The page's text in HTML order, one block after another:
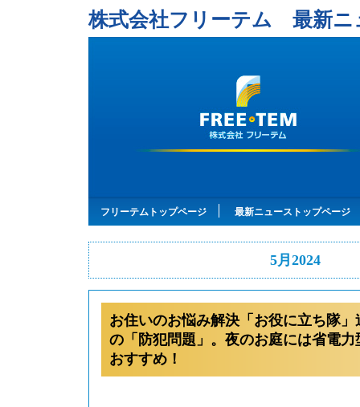
株式会社フリーテム 最新ニ
フリーテムトップページ 最新ニューストップページ
5月2024
お住いのお悩み解決「お役に立ち隊
の「防犯問題」。夜のお庭には省電
おすすめ！